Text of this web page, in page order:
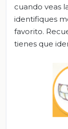
cuando veas
identifiques
favorito.
tienes que